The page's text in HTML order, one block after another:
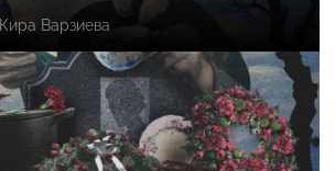
Кира Варзиева